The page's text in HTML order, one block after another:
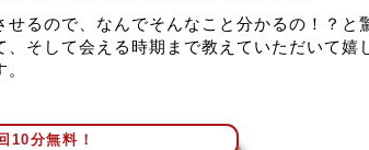
るので、なんでそんなこと分かるの！？と
そして会える時期まで教えていただいて嬉
10分無料！